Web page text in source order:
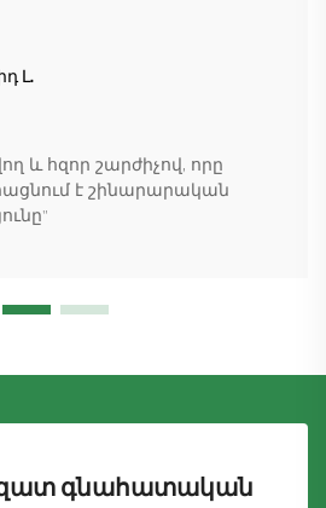
Լ.
և հզոր շարժիչով, որը
է շինարարական
գնահատական